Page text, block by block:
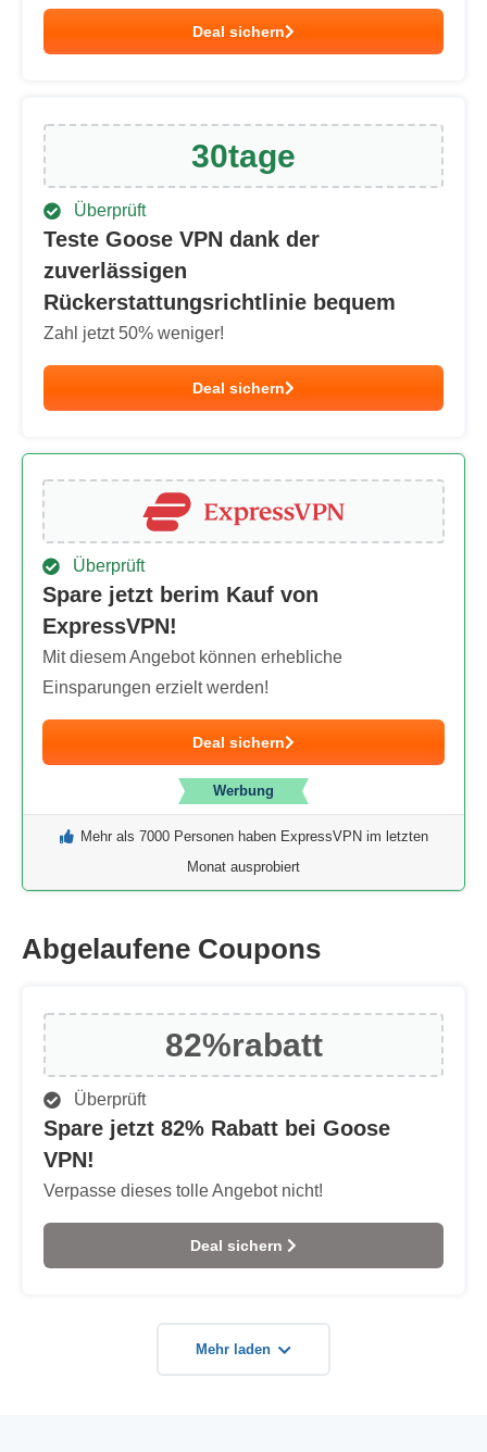
Deal sichern
30tage
Überprüft
Teste Goose VPN dank der
zuverlässigen
Rückerstattungsrichtlinie bequem
Zahl jetzt 50% weniger!
Deal sichern
Überprüft
Spare jetzt berim Kauf von
ExpressVPN!
Mit diesem Angebot können erhebliche
Einsparungen erzielt werden!
Deal sichern
Werbung
Mehr als 7000 Personen haben ExpressVPN im letzten
Monat ausprobiert
Abgelaufene Coupons
82%rabatt
Überprüft
Spare jetzt 82% Rabatt bei Goose
VPN!
Verpasse dieses tolle Angebot nicht!
Deal sichern
Mehr laden